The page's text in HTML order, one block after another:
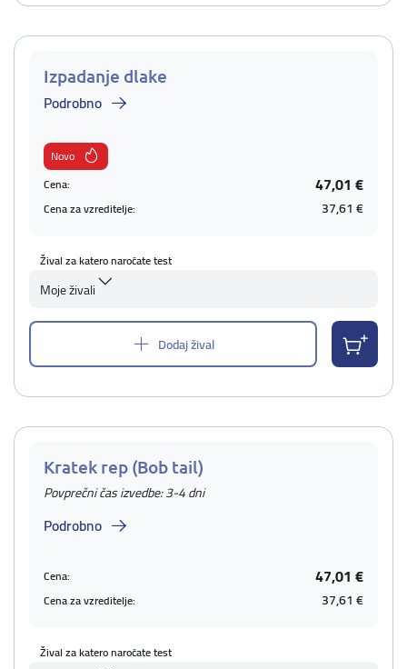
Izpadanje dlake
Podrobno
Novo
Cena:
47,01 €
Cena za vzreditelje: 37,61 €
Žival za katero naročate test
Moje živali
Dodaj žival
Kratek rep (Bob tail)
Povprečni čas izvedbe: 3-4 dni
Podrobno
Cena: 47,01 €
Cena za vzreditelje: 37,61 €
Žival za katero naročate test